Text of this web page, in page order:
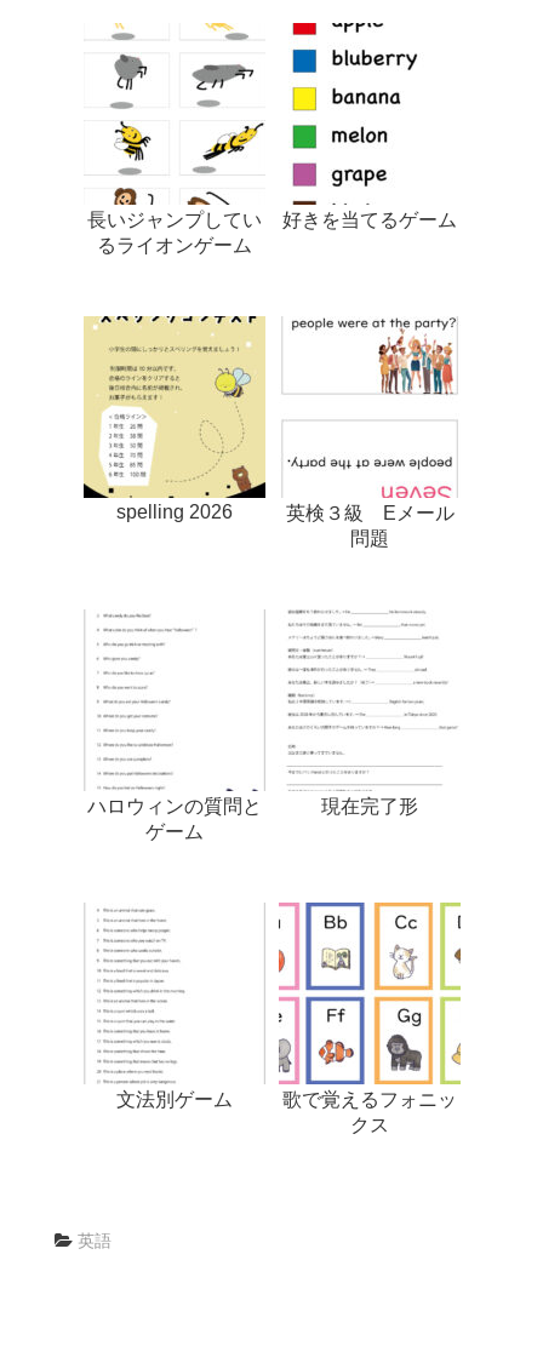
長いジャンプしてい
るライオンゲーム
好きを当てるゲーム
spelling 2026
英検３級 Eメール
問題
ハロウィンの質問と
ゲーム
現在完了形
文法別ゲーム
歌で覚えるフォニッ
クス
英語